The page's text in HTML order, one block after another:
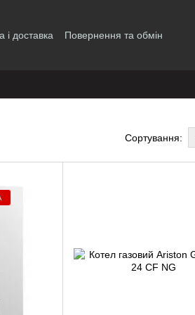
і доставка
Повернення та обмін
Сортування: